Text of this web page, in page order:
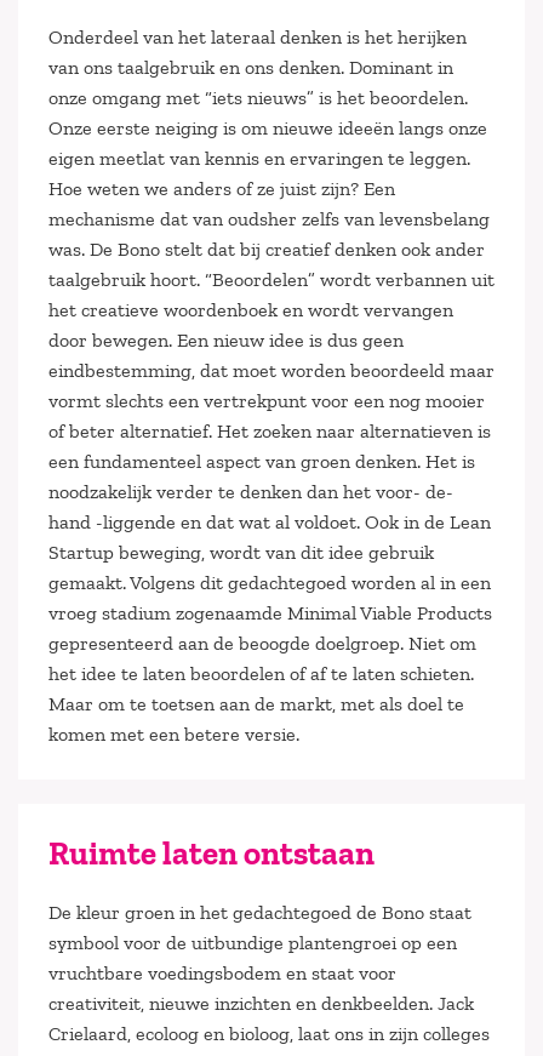
Onderdeel van het lateraal denken is het herijken
van ons taalgebruik en ons denken. Dominant in
onze omgang met “iets nieuws” is het beoordelen.
Onze eerste neiging is om nieuwe ideeën langs onze
eigen meetlat van kennis en ervaringen te leggen.
Hoe weten we anders of ze juist zijn? Een
mechanisme dat van oudsher zelfs van levensbelang
was. De Bono stelt dat bij creatief denken ook ander
taalgebruik hoort. “Beoordelen” wordt verbannen uit
het creatieve woordenboek en wordt vervangen
door bewegen. Een nieuw idee is dus geen
eindbestemming, dat moet worden beoordeeld maar
vormt slechts een vertrekpunt voor een nog mooier
of beter alternatief. Het zoeken naar alternatieven is
een fundamenteel aspect van groen denken. Het is
noodzakelijk verder te denken dan het voor- de-
hand -liggende en dat wat al voldoet. Ook in de Lean
Startup beweging, wordt van dit idee gebruik
gemaakt. Volgens dit gedachtegoed worden al in een
vroeg stadium zogenaamde Minimal Viable Products
gepresenteerd aan de beoogde doelgroep. Niet om
het idee te laten beoordelen of af te laten schieten.
Maar om te toetsen aan de markt, met als doel te
komen met een betere versie.
Ruimte laten ontstaan
De kleur groen in het gedachtegoed de Bono staat
symbool voor de uitbundige plantengroei op een
vruchtbare voedingsbodem en staat voor
creativiteit, nieuwe inzichten en denkbeelden. Jack
Crielaard, ecoloog en bioloog, laat ons in zijn colleges